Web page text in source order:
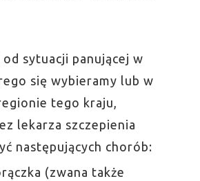
sytuacji panującej w
się wybieramy lub w
tego kraju,
lekarza szczepienia
następujących chorób:
(zwana także